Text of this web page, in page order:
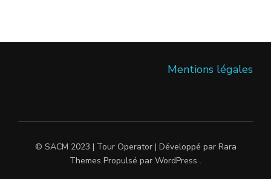
Mentions légales
© SACM 2023 | Tour Operator | Développé par Rara
Themes Propulsé par WordPress .